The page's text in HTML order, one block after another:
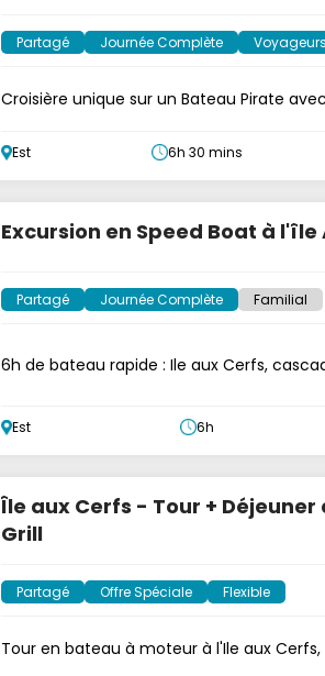
Partagé Journée Complète
Croisière unique sur un Bateau Pirate
Est 6h 30 mins
Excursion en Speed Boat à l'île
Partagé Journée Complète Familial
6h de bateau rapide : Ile aux Cerfs,
Est 6h
Île aux Cerfs - Tour + Déjeuner
Grill
Partagé Offre Spéciale Flexible
Tour en bateau à moteur à l'Ile aux